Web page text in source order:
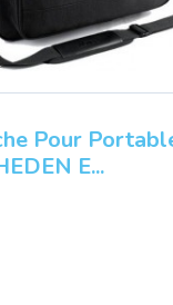
Pour
E...